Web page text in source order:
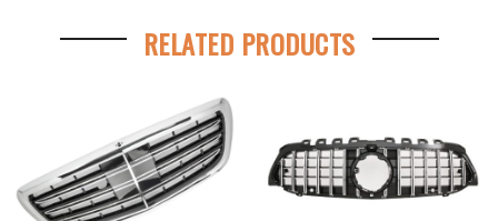
RELATED PRODUCTS